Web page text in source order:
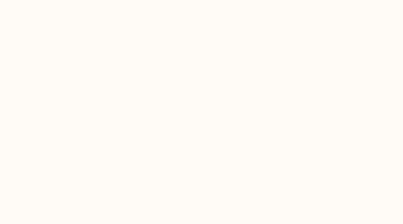
Amazon Bedrock